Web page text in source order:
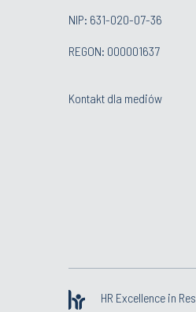
NIP: 631-020-07-36
REGON: 000001637
Kontakt dla mediów
HR Excellence in